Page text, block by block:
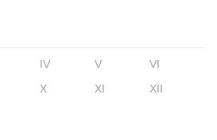
IV V
VI
X XI XII